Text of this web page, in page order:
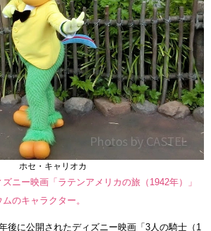
ホセ・キャリオカ
ニー映画「ラテンアメリカの旅（1942年）」
のキャラクター。
後に公開されたディズニー映画「3人の騎士（1